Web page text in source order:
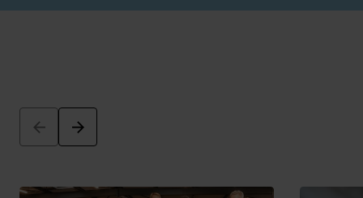
Arrow_back Arrow_forward